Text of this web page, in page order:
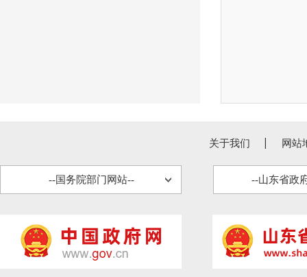
关于我们 网站
--国务院部门网站-- --山东省政